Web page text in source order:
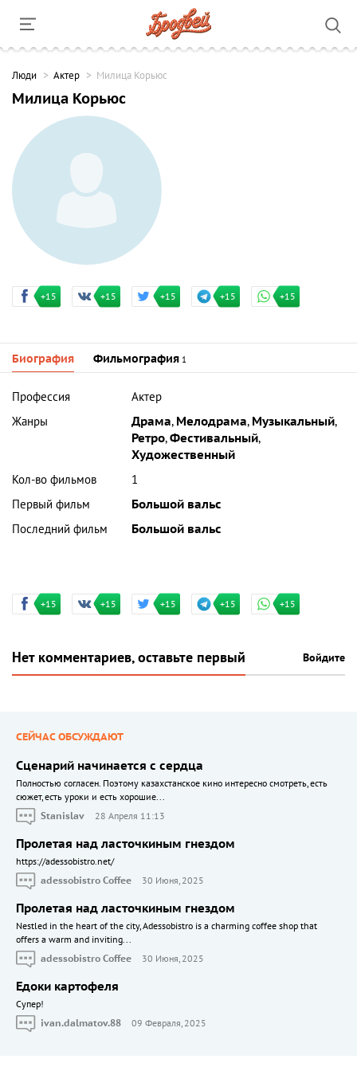
Люди Актер Милица Корьюс
Милица Корьюс
+15 +15 +15 +15 +15
Биография Фильмография 1
Профессия
Актер
Жанры
Драма, Мелодрама, Музыкальный,
Ретро,Фестивальный,
Художественный
Кол-во фильмов
1
Первый фильм
Большой вальс
Последний фильм
Большой вальс
+15 +15 +15 +15 +15
Нет комментариев, оставьте первый Войдите
СЕЙЧАС ОБСУЖДАЮТ
Сценарий начинается с сердца
Полностью согласен. Поэтому казахстанское кино интересно смотреть, есть
сюжет, есть уроки и есть хорошие...
Stanislav
28 Апреля 11:13
Пролетая над ласточкиным гнездом
https://adessobistro.net/
adessobistro Coffee
30 Июня, 2025
Пролетая над ласточкиным гнездом
Nestled in the heart of the city, Adessobistro is a charming coffee shop that
offers a warm and inviting...
adessobistro Coffee
30 Июня, 2025
Едоки картофеля
Cупер!
ivan.dalmatov.88
09 Февраля, 2025